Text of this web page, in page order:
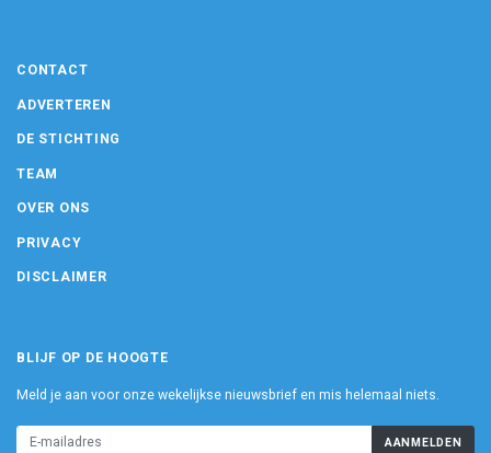
CONTACT
ADVERTEREN
DE STICHTING
TEAM
OVER ONS
PRIVACY
DISCLAIMER
BLIJF OP DE HOOGTE
Meld je aan voor onze wekelijkse nieuwsbrief en mis helemaal niets.
AANMELDEN